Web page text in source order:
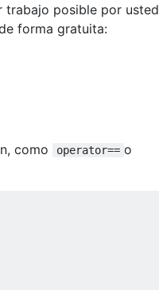
trabajo posible por
forma gratuita:
como
operator== o